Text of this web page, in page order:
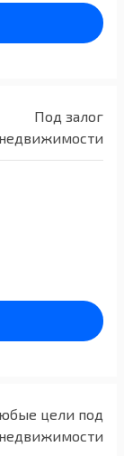
Под залог
недвижимости
цели под